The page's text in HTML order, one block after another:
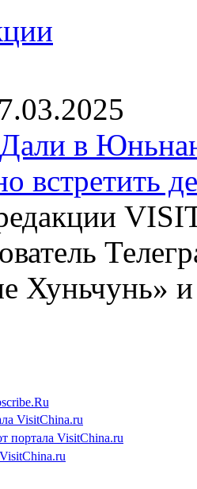
в
встретить
Хуньчунь»
VisitChina.ru
портала VisitChina.ru